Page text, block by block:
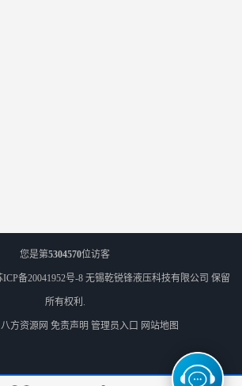
您是第5304570位访客
ICP备20041952号-8 无锡乾锐锋液压科技有限公司 保留
所有权利.
八方资源网 免责声明 管理员入口 网站地图